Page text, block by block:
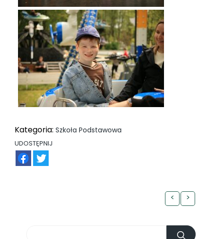
Kategoria: Szkoła Podstawowa
UDOSTĘPNIJ
< >